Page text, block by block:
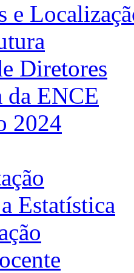
e
Diretores
da ENCE
2024
Estatística